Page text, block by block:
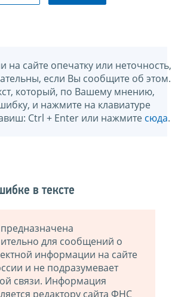
на сайте опечатку или неточность,
если Вы сообщите об этом.
который, по Вашему мнению,
и нажмите на клавиатуре
Ctrl + Enter или нажмите сюда.
в тексте
для сообщений о
информации на сайте
и не подразумевает
связи. Информация
редактору сайта ФНС